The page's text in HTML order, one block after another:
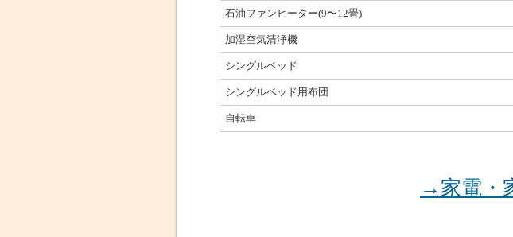
石油ファンヒーター(9〜12畳)
加湿空気清浄機
シングルベッド
シングルベッド用布団
自転車
→家電・